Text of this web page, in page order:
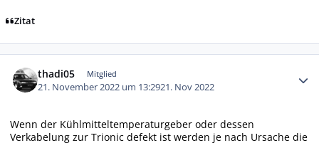
Zitat
thadi05 Mitglied
21. November 2022 um 13:2921. Nov 2022
Wenn der Kühlmitteltemperaturgeber oder dessen
Verkabelung zur Trionic defekt ist werden je nach Ursache die